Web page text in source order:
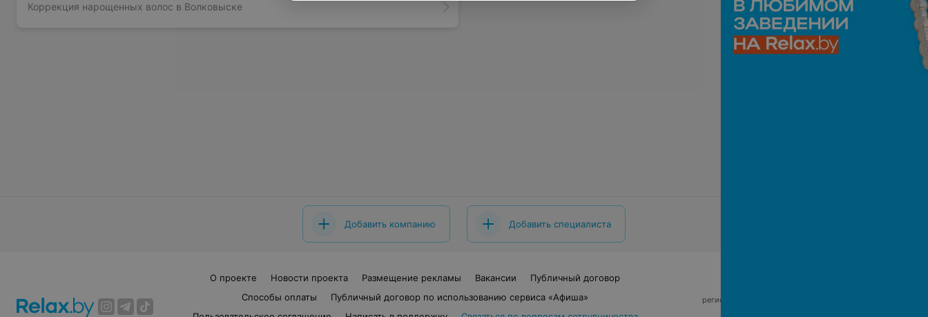
Коррекция нарощенных волос в Волковыске
Добавить компанию Добавить специалиста
О проекте Новости проекта Размещение рекламы Вакансии
Публичный договор
Способы оплаты
Публичный договор по использованию сервиса «Афиша»
регистрирующий орган - Минский горисполком